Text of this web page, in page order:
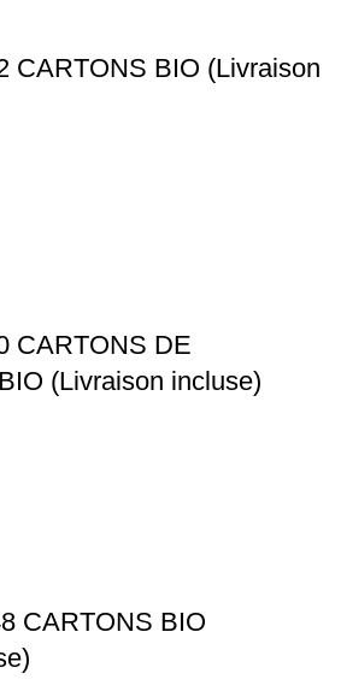
CARTONS BIO (Livraison
CARTONS DE
(Livraison incluse)
CARTONS BIO